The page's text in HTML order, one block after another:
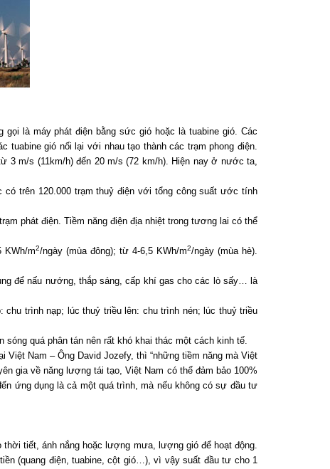
là máy phát điện bằng sức gió hoặc là tuabine gió. Các
tuabine gió nối lại với nhau tạo thành các trạm phong điện.
3 m/s (11km/h) đến 20 m/s (72 km/h). Hiện nay ở nước ta,
trên 120.000 trạm thuỷ điện với tổng công suất ước tính
phát điện. Tiềm năng điện địa nhiệt trong tương lai có thể
KWh/m2/ngày (mùa đông); từ 4-6,5 KWh/m2/ngày (mùa hè).
để nấu nướng, thắp sáng, cấp khí gas cho các lò sấy… là
trình nạp; lúc thuỷ triều lên: chu trình nén; lúc thuỷ triều
quá phân tán nên rất khó khai thác một cách kinh tế.
Nam – Ông David Jozefy, thì “những tiềm năng mà Việt
gia về năng lượng tái tạo, Việt Nam có thể đảm bảo 100%
ứng dụng là cả một quá trình, mà nếu không có sự đầu tư
tiết, ánh nắng hoặc lượng mưa, lượng gió để hoạt động.
(quang điện, tuabine, cột gió…), vì vậy suất đầu tư cho 1